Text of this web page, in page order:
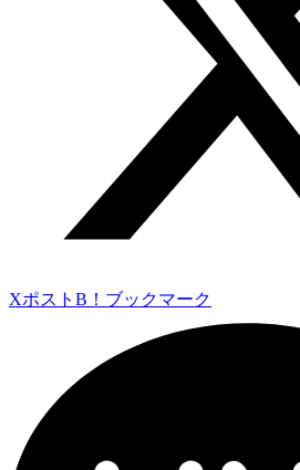
Xポスト B！ブックマーク